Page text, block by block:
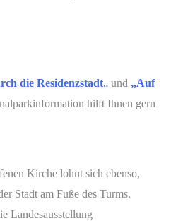
die Residenzstadt„ und „Auf
hilft Ihnen gern
Kirche lohnt sich ebenso,
Stadt am Fuße des Turms.
Landesausstellung